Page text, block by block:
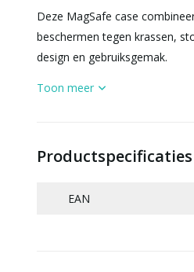
Deze MagSafe case
beschermen tegen krassen,
design en gebruiksgemak.
Toon meer
Productspecificaties
EAN